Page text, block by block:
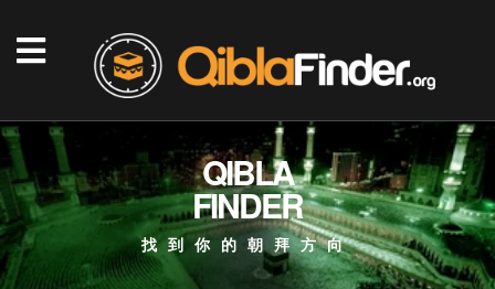
QIBLA
FINDER
找到你的朝拜方向